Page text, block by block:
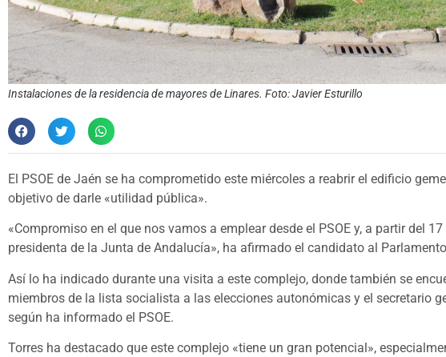
Instalaciones de la residencia de mayores de Linares. Foto: Javier Esturillo
El PSOE de Jaén se ha comprometido este miércoles a reabrir el edificio
objetivo de darle «utilidad pública».
«Compromiso en el que nos vamos a emplear desde el PSOE y, a partir del
presidenta de la Junta de Andalucía», ha afirmado el candidato al
Así lo ha indicado durante una visita a este complejo, donde también se
miembros de la lista socialista a las elecciones autonómicas y el secretario
según ha informado el PSOE.
Torres ha destacado que este complejo «tiene un gran potencial»,